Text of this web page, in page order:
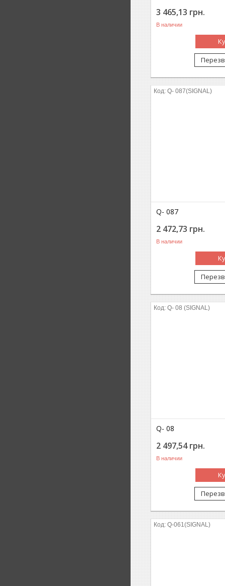
3 465,13 грн.
В наличии
Q- 087(SIGNAL)
Q- 087
2 472,73 грн.
В наличии
Q- 08 (SIGNAL)
Q- 08
2 497,54 грн.
В наличии
Q-061(SIGNAL)